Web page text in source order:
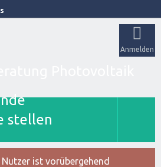
Anmelden
stellen
ist vorübergehend